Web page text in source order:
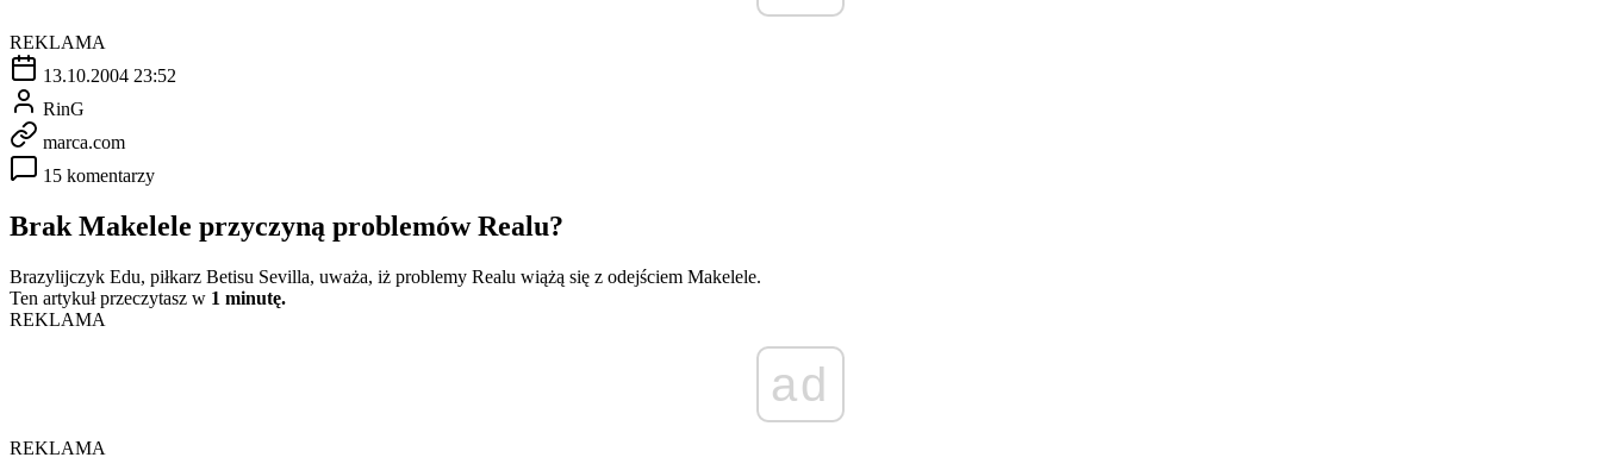
REKLAMA
13.10.2004 23:52
RinG
marca.com
15 komentarzy
Brak Makelele przyczyną problemów Realu?
Brazylijczyk Edu, piłkarz Betisu Sevilla, uważa, iż problemy Realu wiążą się z odejściem Makelele.
Ten artykuł przeczytasz w 1 minutę.
REKLAMA
ad
REKLAMA